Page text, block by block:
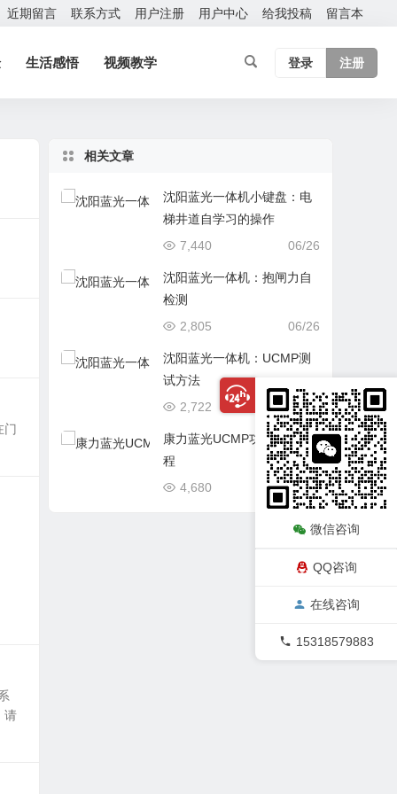
近期留言 联系方式 用户注册 用户中心 给我投稿 留言本
生活感悟 视频教学 登录 注册
门
请
相关文章
沈阳蓝光一体机小键盘：电
梯井道自学习的操作
06/26
7,440
沈阳蓝光一体机：抱闸力自
检测
06/26
2,805
沈阳蓝光一体机：UCMP测
试方法
06/26
2,722
康力蓝光UCMP功能测试流
程
05/06
4,680
微信咨询
QQ咨询
在线咨询
15318579883